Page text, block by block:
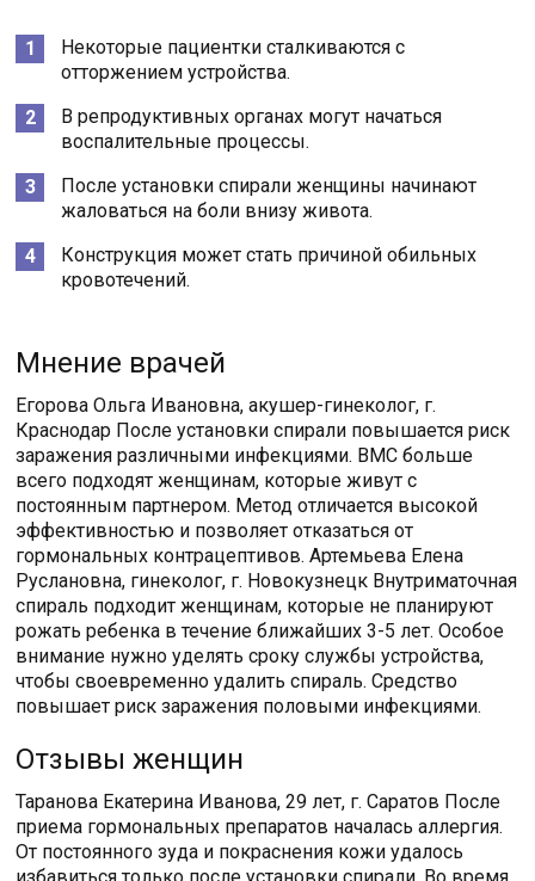
Некоторые пациентки сталкиваются с
отторжением устройства.
В репродуктивных органах могут начаться
воспалительные процессы.
После установки спирали женщины начинают
жаловаться на боли внизу живота.
Конструкция может стать причиной обильных
кровотечений.
Мнение врачей
Егорова Ольга Ивановна, акушер-гинеколог, г.
Краснодар После установки спирали повышается риск
заражения различными инфекциями. ВМС больше
всего подходят женщинам, которые живут с
постоянным партнером. Метод отличается высокой
эффективностью и позволяет отказаться от
гормональных контрацептивов. Артемьева Елена
Руслановна, гинеколог, г. Новокузнецк Внутриматочная
спираль подходит женщинам, которые не планируют
рожать ребенка в течение ближайших 3-5 лет. Особое
внимание нужно уделять сроку службы устройства,
чтобы своевременно удалить спираль. Средство
повышает риск заражения половыми инфекциями.
Отзывы женщин
Таранова Екатерина Иванова, 29 лет, г. Саратов После
приема гормональных препаратов началась аллергия.
От постоянного зуда и покраснения кожи удалось